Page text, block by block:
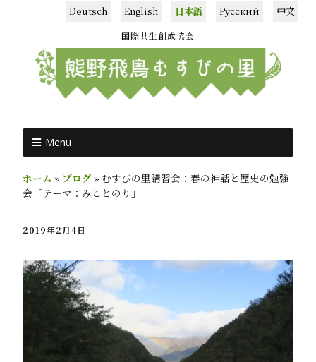
Deutsch English 日本語 Русский 中文
国際共生創成協会
Menu
ホーム » ブログ » むすびの里講習会：春の神話と歴史の勉強
会「テーマ：みことのり」
2019年2月4日